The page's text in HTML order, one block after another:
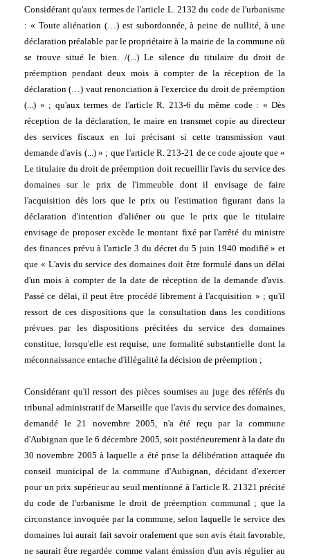
Considérant qu'aux termes de l'article L. 2132 du code de l'urbanisme
: « Toute aliénation (…) est subordonnée, à peine de nullité, à une
déclaration préalable par le propriétaire à la mairie de la commune où
se trouve situé le bien. /(...) Le silence du titulaire du droit de
préemption pendant deux mois à compter de la réception de la
déclaration (…) vaut renonciation à l'exercice du droit de préemption
(...) » ; qu'aux termes de l'article R. 213-6 du même code : « Dès
réception de la déclaration, le maire en transmet copie au directeur
des services fiscaux en lui précisant si cette transmission vaut
demande d'avis (...) » ; que l'article R. 213-21 de ce code ajoute que «
Le titulaire du droit de préemption doit recueillir l'avis du service des
domaines sur le prix de l'immeuble dont il envisage de faire
l'acquisition dès lors que le prix ou l'estimation figurant dans la
déclaration d'intention d'aliéner ou que le prix que le titulaire
envisage de proposer excède le montant fixé par l'arrêté du ministre
des finances prévu à l'article 3 du décret du 5 juin 1940 modifié » et
que « L'avis du service des domaines doit être formulé dans un délai
d'un mois à compter de la date de réception de la demande d'avis.
Passé ce délai, il peut être procédé librement à l'acquisition » ; qu'il
ressort de ces dispositions que la consultation dans les conditions
prévues par les dispositions précitées du service des domaines
constitue, lorsqu'elle est requise, une formalité substantielle dont la
méconnaissance entache d'illégalité la décision de préemption ;
Considérant qu'il ressort des pièces soumises au juge des référés du
tribunal administratif de Marseille que l'avis du service des domaines,
demandé le 21 novembre 2005, n'a été reçu par la commune
d'Aubignan que le 6 décembre 2005, soit postérieurement à la date du
30 novembre 2005 à laquelle a été prise la délibération attaquée du
conseil municipal de la commune d'Aubignan, décidant d'exercer
pour un prix supérieur au seuil mentionné à l'article R. 21321 précité
du code de l'urbanisme le droit de préemption communal ; que la
circonstance invoquée par la commune, selon laquelle le service des
domaines lui aurait fait savoir oralement que son avis était favorable,
ne saurait être regardée comme valant émission d'un avis régulier au